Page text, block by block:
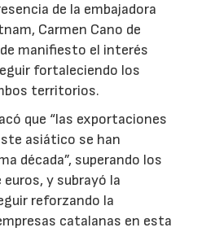
de la embajadora
Carmen Cano de
manifiesto el interés
fortaleciendo los
territorios.
que “las exportaciones
asiático se han
década”, superando los
y subrayó la
reforzando la
catalanas en esta